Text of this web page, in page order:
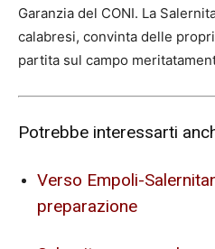
Garanzia del CONI. La
calabresi, convinta delle
partita sul campo
Potrebbe interessarti
Verso Empoli-
preparazione